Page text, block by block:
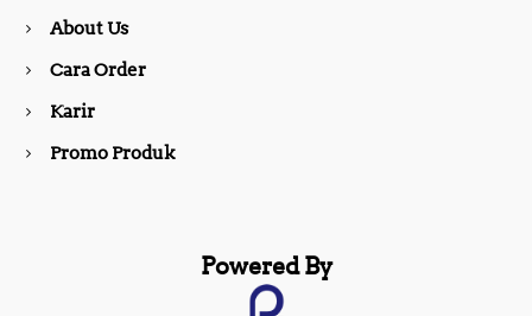
k
About Us
Cara Order
Karir
Promo Produk
Powered By